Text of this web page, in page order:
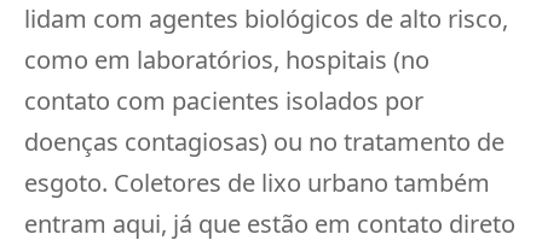
lidam com agentes biológicos de alto risco,
como em laboratórios, hospitais (no
contato com pacientes isolados por
doenças contagiosas) ou no tratamento de
esgoto. Coletores de lixo urbano também
entram aqui, já que estão em contato direto